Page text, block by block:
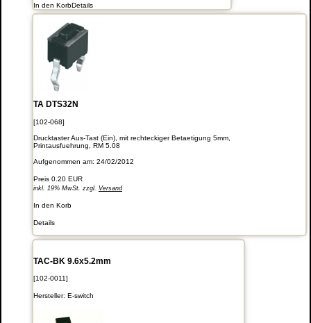
In den KorbDetails
TA DTS32N
[102-068]
Drucktaster Aus-Tast (Ein), mit rechteckiger Betaetigung 5mm,
Printausfuehrung, RM 5.08
Aufgenommen am: 24/02/2012
Preis 0.20 EUR
inkl. 19% MwSt. zzgl. Versand
In den Korb
Details
TAC-BK 9.6x5.2mm
[102-0011]
Hersteller: E-switch